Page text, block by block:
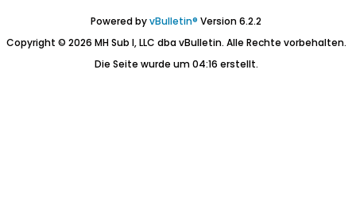
Powered byvBulletin® Version 6.2.2
Copyright © 2026 MH Sub I, LLC dba vBulletin. Alle Rechte vorbehalten.
Die Seite wurde um 04:16 erstellt.